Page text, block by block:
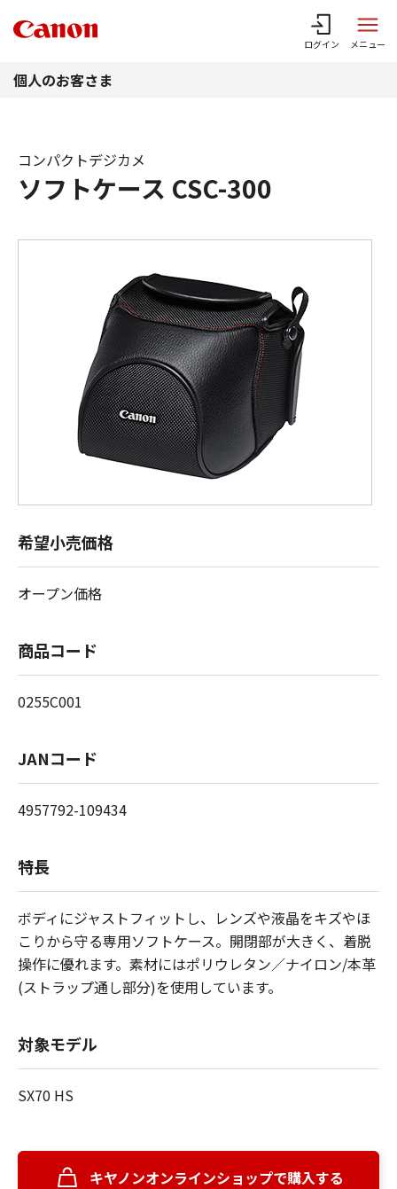
ログイン メニュー
個人のお客さま
ソフトケース CSC-300
コンパクトデジカメ
希望小売価格
オープン価格
商品コード
0255C001
JANコード
4957792-109434
特長
ボディにジャストフィットし、レンズや液晶をキズやほ
こりから守る専用ソフトケース。開閉部が大きく、着脱
操作に優れます。素材にはポリウレタン／ナイロン/本革
(ストラップ通し部分)を使用しています。
対象モデル
SX70 HS
キヤノンオンラインショップで購入する